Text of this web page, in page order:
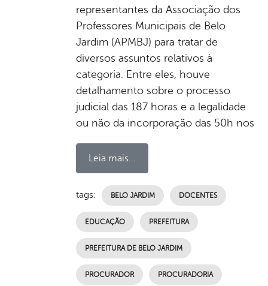
representantes da Associação dos
Professores Municipais de Belo
Jardim (APMBJ) para tratar de
diversos assuntos relativos à
categoria. Entre eles, houve
detalhamento sobre o processo
judicial das 187 horas e a legalidade
ou não da incorporação das 50h nos
Leia mais...
tags: BELO JARDIM DOCENTES
EDUCAÇÃO PREFEITURA
PREFEITURA DE BELO JARDIM
PROCURADOR PROCURADORIA